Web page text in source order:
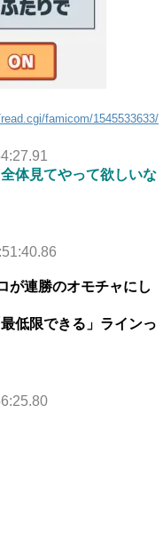
famicom/1545533633/
体見てやって欲しいな
が連勝のオモチャにし
低限できる」ラインっ